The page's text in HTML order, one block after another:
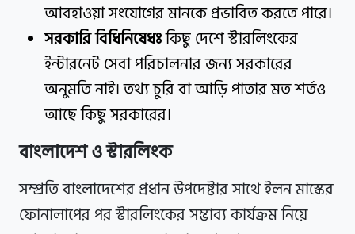
আবহাওয়া সংযোগের মানকে প্রভাবিত করতে পারে।
সরকারি বিধিনিষেধঃকিছু দেশে স্টারলিংকের
ইন্টারনেট সেবা পরিচালনার জন্য সরকারের
অনুমতি নাই। তথ্য চুরি বা আড়ি পাতার মত শর্তও
আছে কিছু সরকারের।
বাংলাদেশ ও স্টারলিংক
সম্প্রতি বাংলাদেশের প্রধান উপদেষ্টার সাথে ইলন মাস্কের
ফোনালাপের পর স্টারলিংকের সম্ভাব্য কার্যক্রম নিয়ে